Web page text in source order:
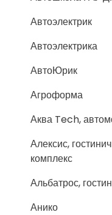
Автоэлектрик
Автоэлектрика
АвтоЮрик
Агроформа
Аква Tech,
Алексис,
комплекс
Альбатрос,
Анико